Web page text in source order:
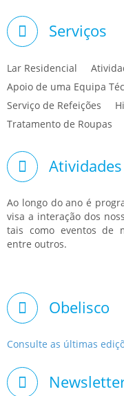
Serviços
Lar Residencial
Apoio de uma Equipa
Serviço de Refeições
Tratamento de Roupas
Atividades
Ao longo do ano é
visa a interação dos
tais como eventos de
entre outros.
Obelisco
Consulte as últimas